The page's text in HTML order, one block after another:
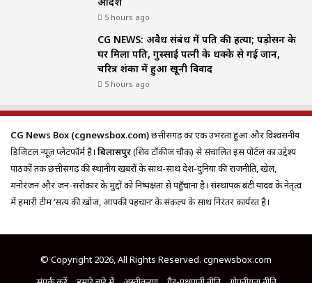
5 hours ago
CG NEWS: अवैध संबंध में पति की हत्या; पड़ोसन के
घर मिला पति, गुस्साई पत्नी के धक्के से गई जान,
चरित्र शंका में हुआ खूनी विवाद
5 hours ago
CG News Box (cgnewsbox.com)छत्तीसगढ़ का एक उभरता हुआ और विश्वसनीय
डिजिटल न्यूज़ प्लेटफॉर्म है। बिलासपुर(शिव टॉकीज चौक) से संचालित इस पोर्टल का उद्देश्य
पाठकों तक छत्तीसगढ़ की स्थानीय खबरों के साथ-साथ देश-दुनिया की राजनीति, खेल,
मनोरंजन और जन-सरोकार के मुद्दों को निष्पक्षता से पहुँचाना है। संस्थापक बंटी यादव के नेतृत्व
में हमारी टीम ‘सत्य की खोज, आपकी पहचान’ के संकल्प के साथ निरंतर कार्यरत है।
© Copyright 2026, All Rights Reserved. cgnewsbox.com